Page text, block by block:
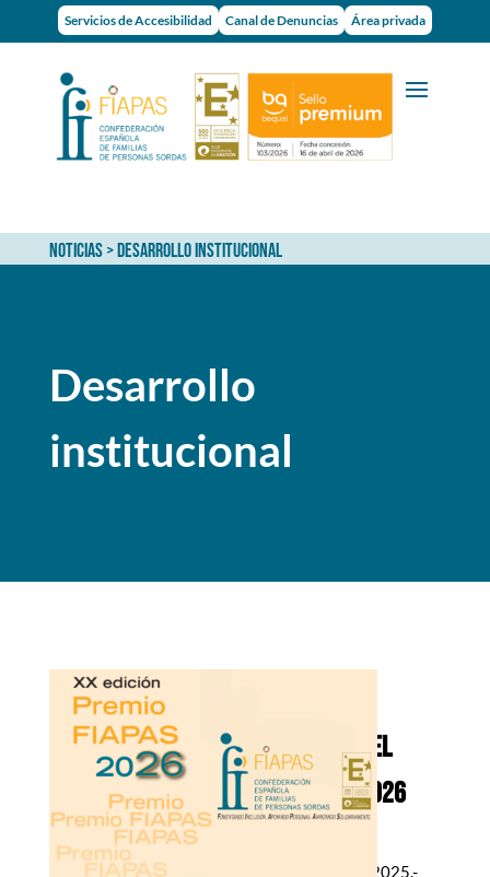
Servicios de Accesibilidad Canal de Denuncias Área privada
NOTICIAS> DESARROLLO INSTITUCIONAL
Desarrollo
institucional
CONVOCATORIA DEL
PREMIO FIAPAS 2026
Madrid, 3 de abril de 2025.-